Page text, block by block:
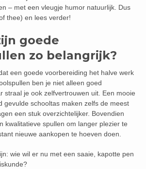
– met een vleugje humor natuurlijk. Dus
thee) en lees verder!
goede
zo belangrijk?
een goede voorbereiding het halve werk
ben je niet alleen goed
straal je ook zelfvertrouwen uit. Een mooie
gevulde schooltas maken zelfs de meest
een stuk overzichtelijker. Bovendien
kwalitatieve spullen om langer plezier te
nieuwe aankopen te hoeven doen.
wie wil er nu met een saaie, kapotte pen